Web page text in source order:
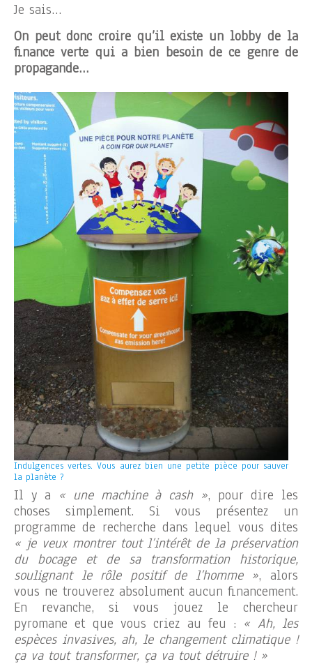
Je sais…
On peut donc croire qu’il existe un lobby de la
finance verte qui a bien besoin de ce genre de
propagande…
Indulgences vertes. Vous aurez bien une petite pièce pour sauver
la planète ?
Il y a « une machine à cash », pour dire les
choses simplement. Si vous présentez un
programme de recherche dans lequel vous dites
« je veux montrer tout l’intérêt de la préservation
du bocage et de sa transformation historique,
soulignant le rôle positif de l’homme », alors
vous ne trouverez absolument aucun financement.
En revanche, si vous jouez le chercheur
pyromane et que vous criez au feu : « Ah, les
espèces invasives, ah, le changement climatique !
ça va tout transformer, ça va tout détruire ! »